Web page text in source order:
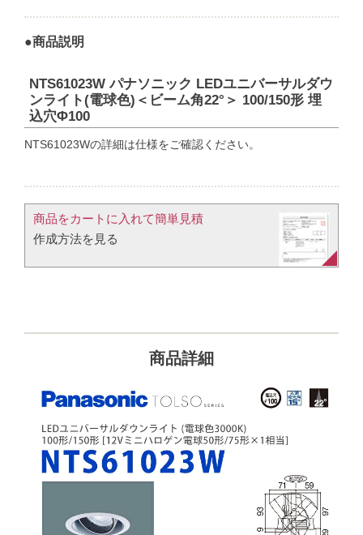
●商品説明
NTS61023W パナソニック LEDユニバーサルダウ
ンライト(電球色)＜ビーム角22°＞ 100/150形 埋
込穴Φ100
NTS61023Wの詳細は仕様をご確認ください。
商品をカートに入れて簡単見積​
作成方法を見る​​
商品詳細